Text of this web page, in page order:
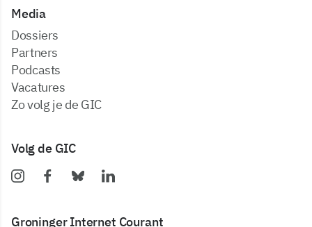
Media
dossiers
partners
podcasts
vacatures
zo volg je de GIC
Volg de GIC
Groninger Internet Courant